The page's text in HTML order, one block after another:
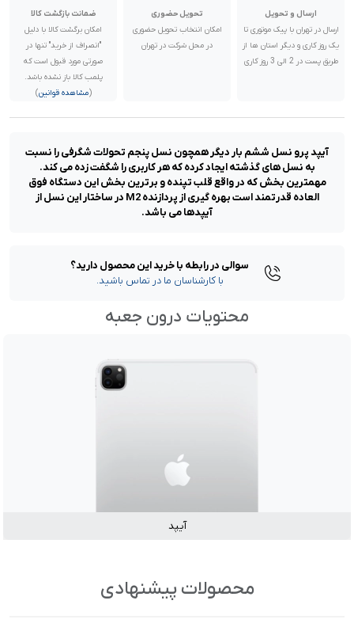
ارسال و تحویل
ارسال در تهران با پیک موتوری تا
یک روز کاری و دیگر استان ها از
طریق پست در 2 الی 3 روز کاری
تحویل حضوری
امکان انتخاب تحویل حضوری
در محل شرکت در تهران
ضمانت بازگشت کالا
امکان برگشت کالا با دلیل
"انصراف از خرید" تنها در
صورتی مورد قبول است که
پلمب کالا باز نشده باشد.
(مشاهده قوانین)
آیپد پرو نسل ششم بار دیگر همچون نسل پنجم تحولات شگرفی را نسبت
به نسل های گذشته ایجاد کرده که هر کاربری را شگفت زده می کند.
مهمترین بخش که در واقع قلب تپنده و برترین بخش این دستگاه فوق
العاده قدرتمند است بهره گیری از پردازنده M2 در ساختار این نسل از
آیپدها می باشد.
سوالی در رابطه با خرید این محصول دارید؟
با کارشناسان ما در تماس باشید.
محتویات درون جعبه
آیپد
محصولات پیشنهادی